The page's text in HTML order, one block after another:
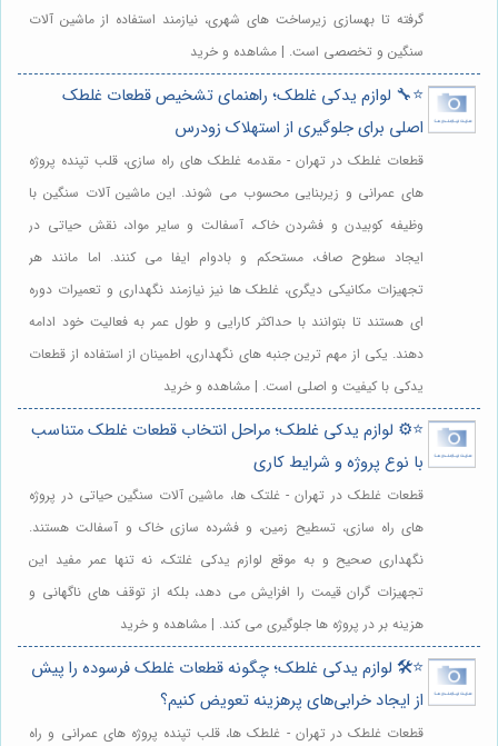
گرفته تا بهسازی زیرساخت های شهری، نیازمند استفاده از ماشین آلات
سنگین و تخصصی است. | مشاهده و خرید
⭐️🔧 لوازم یدکی غلطک؛ راهنمای تشخیص قطعات غلطک
اصلی برای جلوگیری از استهلاک زودرس
قطعات غلطک در تهران - مقدمه غلطک های راه سازی، قلب تپنده پروژه
های عمرانی و زیربنایی محسوب می شوند. این ماشین آلات سنگین با
وظیفه کوبیدن و فشردن خاک، آسفالت و سایر مواد، نقش حیاتی در
ایجاد سطوح صاف، مستحکم و بادوام ایفا می کنند. اما مانند هر
تجهیزات مکانیکی دیگری، غلطک ها نیز نیازمند نگهداری و تعمیرات دوره
ای هستند تا بتوانند با حداکثر کارایی و طول عمر به فعالیت خود ادامه
دهند. یکی از مهم ترین جنبه های نگهداری، اطمینان از استفاده از قطعات
یدکی با کیفیت و اصلی است. | مشاهده و خرید
⭐️⚙️ لوازم یدکی غلطک؛ مراحل انتخاب قطعات غلطک متناسب
با نوع پروژه و شرایط کاری
قطعات غلطک در تهران - غلتک ها، ماشین آلات سنگین حیاتی در پروژه
های راه سازی، تسطیح زمین، و فشرده سازی خاک و آسفالت هستند.
نگهداری صحیح و به موقع لوازم یدکی غلتک، نه تنها عمر مفید این
تجهیزات گران قیمت را افزایش می دهد، بلکه از توقف های ناگهانی و
هزینه بر در پروژه ها جلوگیری می کند. | مشاهده و خرید
⭐️🛠️ لوازم یدکی غلطک؛ چگونه قطعات غلطک فرسوده را پیش
از ایجاد خرابی‌های پرهزینه تعویض کنیم؟
قطعات غلطک در تهران - غلطک ها، قلب تپنده پروژه های عمرانی و راه